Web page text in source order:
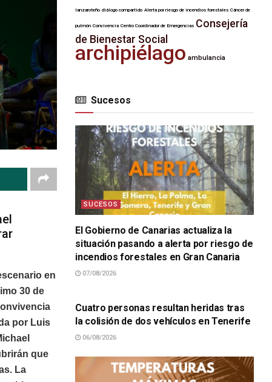
en
30 de
por Luis
que
La
lanzaroteño diálogo compartido Alerta por riesgo de incendios forestales Cáncer de
pulmón Convivencia Centro Coordinador de Emergencias Consejería
de Bienestar Social
archipiélago ambulancia
Sucesos
SUCESOS
El Gobierno de Canarias actualiza la
situación pasando a alerta por riesgo de
incendios forestales en Gran Canaria
07/08/2026
Cuatro personas resultan heridas tras
la colisión de dos vehículos en Tenerife
06/08/2026